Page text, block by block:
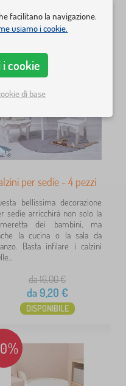
DISPONIBILE
per sedie - 4 pezzi
bellissima decorazione
sedie arricchirà non solo la
dei bambini, ma
la cucina o la sala da
Basta infilare i calzini
da 16,00€
da9,20 €
DISPONIBILE
facilitano la navigazione.
usiamo i cookie.
cookie
di base